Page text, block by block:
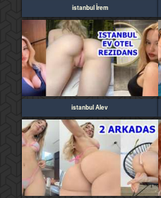
istanbul İrem
istanbul Alev